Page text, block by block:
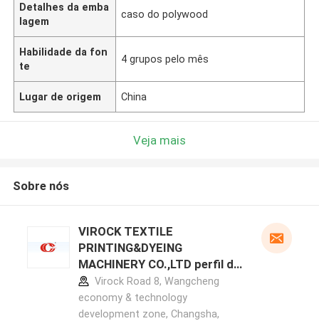
Detalhes da emba
lagem
caso do polywood
Habilidade da fon
te
4 grupos pelo mês
Lugar de origem China
Veja mais
Sobre nós
VIROCK TEXTILE
PRINTING&DYEING
MACHINERY CO.,LTD perfil do
fabricante
Virock Road 8, Wangcheng
economy & technology
development zone, Changsha,